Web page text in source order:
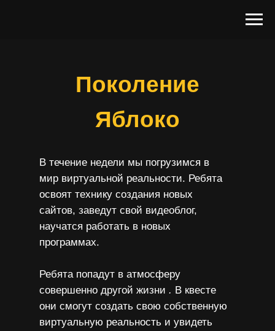
Поколение
Яблоко
В течение недели мы погрузимся в
мир виртуальной реальности. Ребята
освоят технику создания новых
сайтов, заведут свой видеоблог,
научатся работать в новых
программах.
Ребята попадут в атмосферу
совершенно другой жизни . В квесте
они смогут создать свою собственную
виртуальную реальность и увидеть